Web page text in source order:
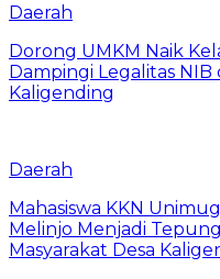
Daerah
Dorong UMKM Naik
Dampingi Legalitas NIB
Kaligending
Daerah
Mahasiswa KKN
Melinjo Menjadi
Masyarakat Desa